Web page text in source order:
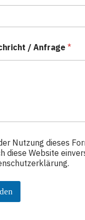
/ Anfrage *
Nutzung dieses
diese Website